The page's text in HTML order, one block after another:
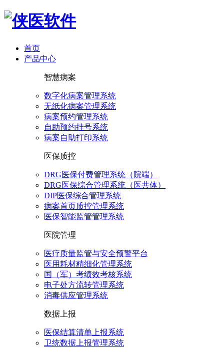
首页
产品中心
智慧病案
数字化病案管理系统
无纸化病案管理系统
病案预约管理系统
自助预约挂号系统
病案自助打印系统
医保质控
DRG医保付费管理系统（院端）
DRG医保综合管理系统（医共体）
DIP医保综合管理系统
病案首页质控管理系统
医保智能监管管理系统
医院管理
医疗质量监管与安全预警平台
医用耗材精细化管理系统
国（军）考绩效考核系统
电子处方流转管理系统
消毒供应管理系统
数据上报
医保结算清单上报系统
卫统数据上报管理系统